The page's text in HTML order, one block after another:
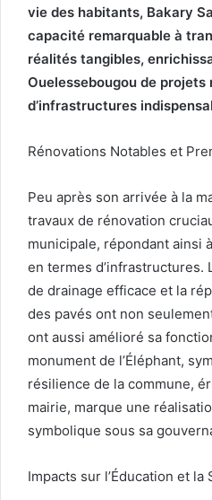
vie des habitants, Bakary
capacité remarquable à
réalités tangibles,
Ouelessebougou de projets
d’infrastructures
Rénovations Notables et
Peu après son arrivée à la
travaux de rénovation
municipale, répondant ainsi
en termes d’infrastructures.
de drainage efficace et la
des pavés ont non
ont aussi amélioré sa
monument de l’Éléphant,
résilience de la commune,
mairie, marque une
symbolique sous sa
Impacts sur l’Éducation et la